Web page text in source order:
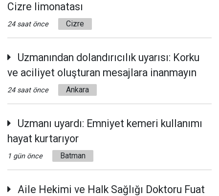
Cizre limonatası
24 saat önce Cizre
Uzmanından dolandırıcılık uyarısı: Korku
ve aciliyet oluşturan mesajlara inanmayın
24 saat önce Ankara
Uzmanı uyardı: Emniyet kemeri kullanımı
hayat kurtarıyor
1 gün önce Batman
Aile Hekimi ve Halk Sağlığı Doktoru Fuat